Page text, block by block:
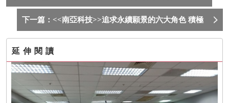
下一篇：<<南亞科技>>追求永續願景的六大角色 積極
回饋社會 發揮正向影響力
延伸閱讀